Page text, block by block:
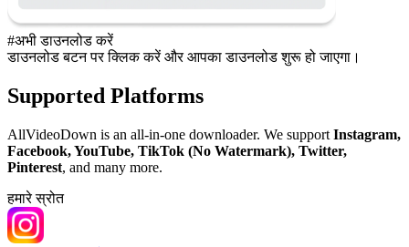
#अभी डाउनलोड करें
डाउनलोड बटन पर क्लिक करें और आपका डाउनलोड शुरू हो जाएगा।
Supported Platforms
AllVideoDown is an all-in-one downloader. We support Instagram,
Facebook, YouTube, TikTok (No Watermark), Twitter,
Pinterest, and many more.
हमारे स्रोत